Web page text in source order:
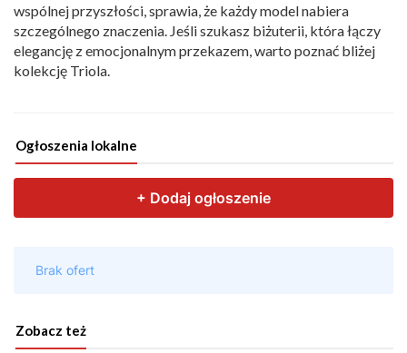
wspólnej przyszłości, sprawia, że każdy model nabiera
szczególnego znaczenia. Jeśli szukasz biżuterii, która łączy
elegancję z emocjonalnym przekazem, warto poznać bliżej
kolekcję Triola.
Ogłoszenia lokalne
Zobacz też